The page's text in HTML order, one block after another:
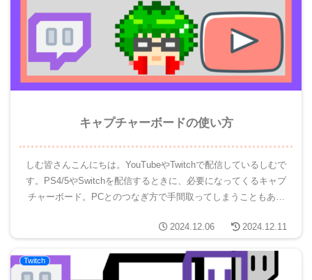
キャプチャーボードの使い方
しむ皆さんこんにちは。YouTubeやTwitchで配信しているしむで
す。PS4/5やSwitchを配信するときに、必要になってくるキャプ
チャーボード。PCとのつなぎ方で手間取ってしまうこともある
2024.12.06
2024.12.11
Twitch